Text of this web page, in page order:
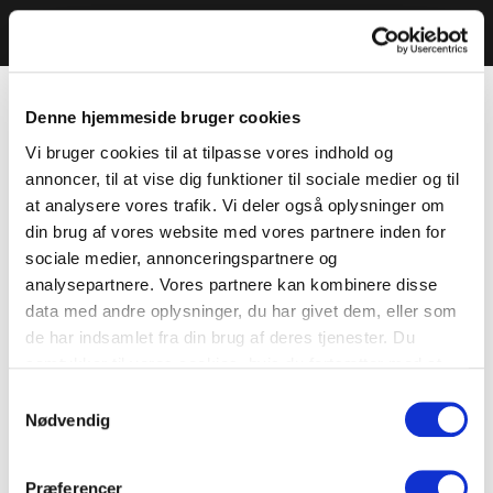
Denne hjemmeside bruger cookies
Vi bruger cookies til at tilpasse vores indhold og
annoncer, til at vise dig funktioner til sociale medier og til
at analysere vores trafik. Vi deler også oplysninger om
din brug af vores website med vores partnere inden for
sociale medier, annonceringspartnere og
analysepartnere. Vores partnere kan kombinere disse
data med andre oplysninger, du har givet dem, eller som
de har indsamlet fra din brug af deres tjenester. Du
Nødvendig
Præferencer